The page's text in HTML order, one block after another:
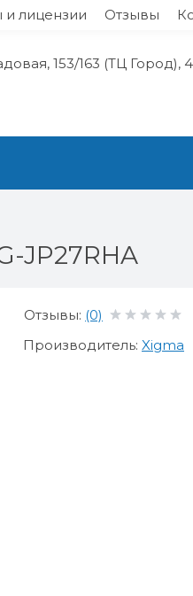
и лицензии Отзывы
153/163 (ТЦ Город),
JP27RHA
Отзывы: (0)
Производитель: Xigma